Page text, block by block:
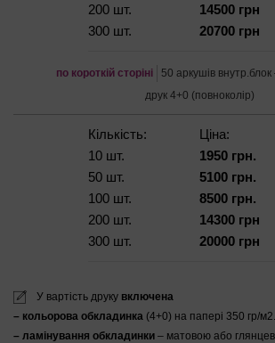
200 шт.
300 шт.
14500 грн
20700 грн
по короткій сторіні
50 аркушів
друк 4+0 (повноколір)
Кількість:
10 шт.
50 шт.
100 шт.
200 шт.
300 шт.
Ціна:
1950 грн.
5100 грн.
8500 грн.
14300 грн
20000 грн
У вартість друку включена
– кольорова обкладинка (4+0) на папері 350 гр/м2.
– ламінування обкладинки – матовою або